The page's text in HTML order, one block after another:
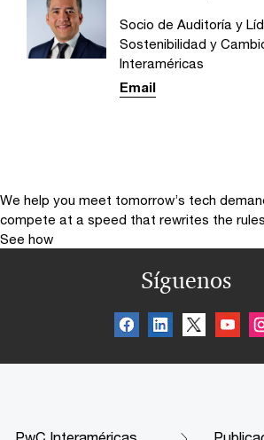
Socio de Auditoría y
Sostenibilidad y
Interaméricas
Email
We help you meet tomorrow’s tech
compete at a speed that rewrites the rules
See how
Síguenos